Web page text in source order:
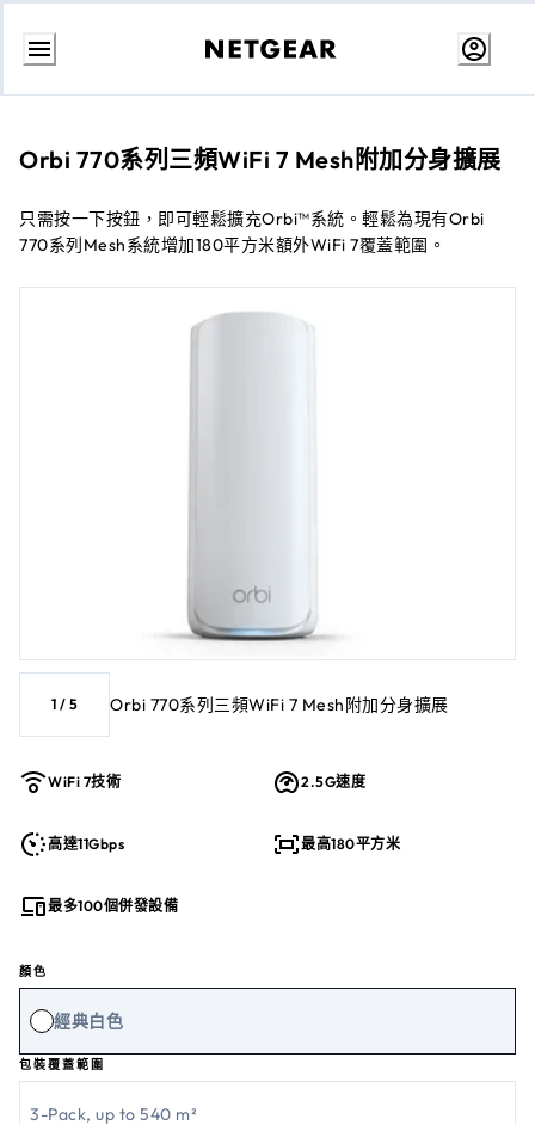
跳
Orbi 770系列三頻WiFi 7 Mesh附加分身擴展
只需按一下按鈕，即可輕鬆擴充Orbi™系統。輕鬆為現有Orbi
770系列Mesh系統增加180平方米額外WiFi 7覆蓋範圍。​
1 / 5 Orbi 770系列三頻WiFi 7 Mesh附加分身擴展
WiFi 7技術 2.5G速度
高達11Gbps 最高180平方米
最多100個併發設備
顏色
經典白色
包裝覆蓋範圍
3-Pack, up to 540 m²